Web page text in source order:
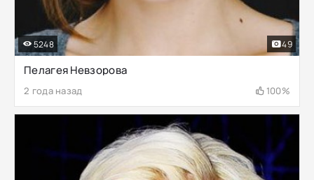
Пелагея Невзорова
2 года назад 100%
5248 49